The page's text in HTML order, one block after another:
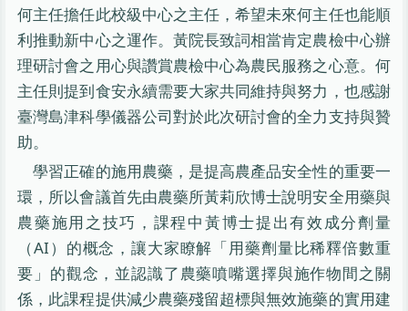
何主任擔任此校級中心之主任，希望未來何主任也能順
利推動新中心之運作。黃院長致詞相當肯定農檢中心辦
理研討會之用心與讚賞農檢中心為農民服務之心意。何
主任則提到食安永續需要大家共同維持與努力，也感謝
臺灣島津科學儀器公司對於此次研討會的全力支持與贊
助。
學習正確的施用農藥，是提高農產品安全性的重要一
環，所以會議首先由農藥所黃莉欣博士說明安全用藥與
農藥施用之技巧，課程中黃博士提出有效成分劑量
（AI）的概念，讓大家瞭解「用藥劑量比稀釋倍數重
要」的觀念，並認識了農藥噴嘴選擇與施作物間之關
係，此課程提供減少農藥殘留超標與無效施藥的實用建